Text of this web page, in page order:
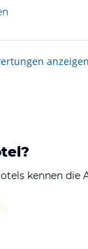
wieder.
anzeigen
kennen die